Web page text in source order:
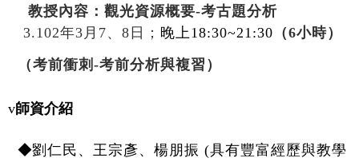
教授內容：觀光資源概要-考古題分析
3.102年3 月 7、8 日； 晚上 18:30~21:30 （6小時）
（考前衝刺 -考前分析與複習）
v師資介紹
◆劉仁民、王宗彥、楊朋振 (具有豐富經歷與教學